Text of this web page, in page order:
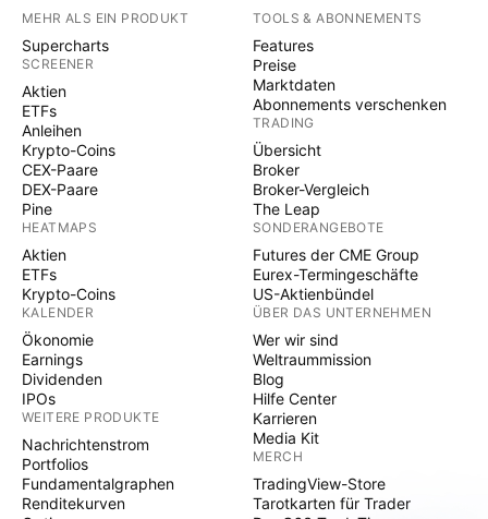
MEHR ALS EIN PRODUKT
Supercharts
SCREENER
Aktien
ETFs
Anleihen
Krypto-Coins
CEX-Paare
DEX-Paare
Pine
HEATMAPS
Aktien
ETFs
Krypto-Coins
KALENDER
Ökonomie
Earnings
Dividenden
IPOs
WEITERE PRODUKTE
Nachrichtenstrom
Portfolios
Fundamentalgraphen
Renditekurven
TOOLS & ABONNEMENTS
Features
Preise
Marktdaten
Abonnements verschenken
TRADING
Übersicht
Broker
Broker-Vergleich
The Leap
SONDERANGEBOTE
Futures der CME Group
Eurex-Termingeschäfte
US-Aktienbündel
ÜBER DAS UNTERNEHMEN
Wer wir sind
Weltraummission
Blog
Hilfe Center
Karrieren
Media Kit
MERCH
TradingView-Store
Tarotkarten für Trader